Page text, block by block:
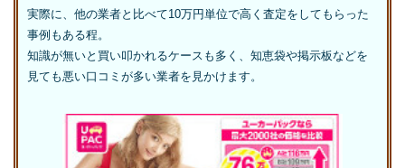
実際に、他の業者と比べて10万円単位で高く査定をしてもらった
事例もある程。
知識が無いと買い叩かれるケースも多く、知恵袋や掲示板などを
見ても悪い口コミが多い業者を見かけます。